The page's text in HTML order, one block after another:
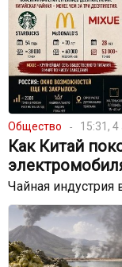
Общество 15:31, 4
Как Китай
Чайная индустрия